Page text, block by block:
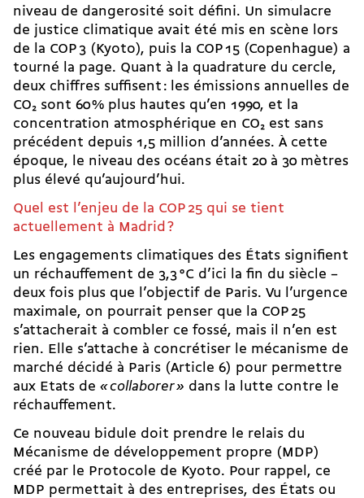
niveau de dangerosité soit défini. Un simulacre
de justice climatique avait été mis en scène lors
de la COP 3 (Kyoto), puis la COP 15 (Copenhague) a
tourné la page. Quant à la quadrature du cercle,
deux chiffres suffisent : les émissions annuelles de
CO₂ sont 60 % plus hautes qu’en 1990, et la
concentration atmosphérique en CO₂ est sans
précédent depuis 1,5 million d’années. À cette
époque, le niveau des océans était 20 à 30 mètres
plus élevé qu’aujourd’hui.
Quel est l’enjeu de la COP 25 qui se tient
actuellement à Madrid ?
Les engagements climatiques des États signifient
un réchauffement de 3,3 °C d’ici la fin du siècle –
deux fois plus que l’objectif de Paris. Vu l’urgence
maximale, on pourrait penser que la COP 25
s’attacherait à combler ce fossé, mais il n’en est
rien. Elle s’attache à concrétiser le mécanisme de
marché décidé à Paris (Article 6) pour permettre
aux Etats de « collaborer » dans la lutte contre le
réchauffement.
Ce nouveau bidule doit prendre le relais du
Mécanisme de développement propre (MDP)
créé par le Protocole de Kyoto. Pour rappel, ce
MDP permettait à des entreprises, des États ou